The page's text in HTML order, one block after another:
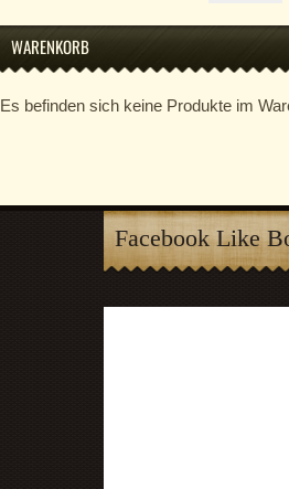
WARENKORB
Es befinden sich keine Produkte im
Facebook Like